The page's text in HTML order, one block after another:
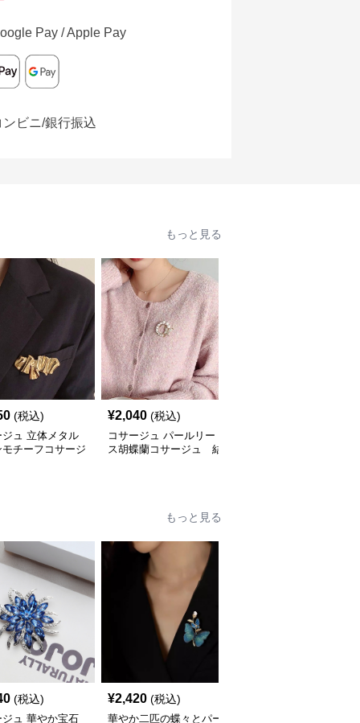
Pay / Apple Pay
ンビニ/銀行振込
もっと見る
(税込)
ジュ 立体メタル
モチーフコサージ
¥2,040 (税込)
コサージュ パールリー
ス胡蝶蘭コサージュ 結
もっと見る
(税込)
ジュ 華やか宝石
¥2,420 (税込)
華やか二匹の蝶々とパー